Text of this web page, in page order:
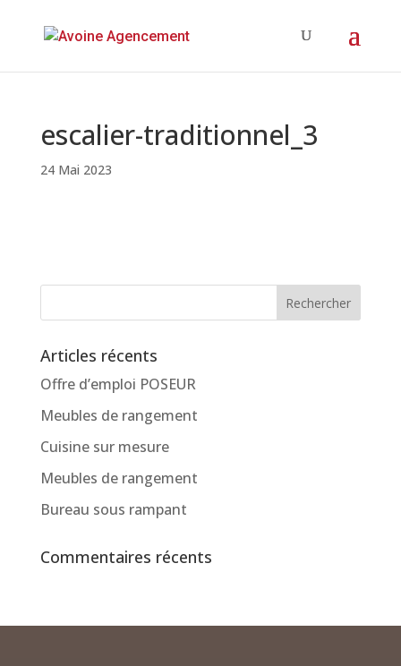
escalier-traditionnel_3
24 Mai 2023
Articles récents
Offre d’emploi POSEUR
Meubles de rangement
Cuisine sur mesure
Meubles de rangement
Bureau sous rampant
Commentaires récents